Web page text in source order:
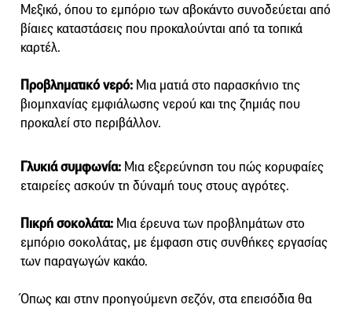
Μεξικό, όπου το εμπόριο των αβοκάντο συνοδεύεται από
βίαιες καταστάσεις που προκαλούνται από τα τοπικά
καρτέλ.
Προβληματικό νερό: Μια ματιά στο παρασκήνιο της
βιομηχανίας εμφιάλωσης νερού και της ζημιάς που
προκαλεί στο περιβάλλον.
Γλυκιά συμφωνία: Μια εξερεύνηση του πώς κορυφαίες
εταιρείες ασκούν τη δύναμή τους στους αγρότες.
Πικρή σοκολάτα: Μια έρευνα των προβλημάτων στο
εμπόριο σοκολάτας, με έμφαση στις συνθήκες εργασίας
των παραγωγών κακάο.
Όπως και στην προηγούμενη σεζόν, στα επεισόδια θα